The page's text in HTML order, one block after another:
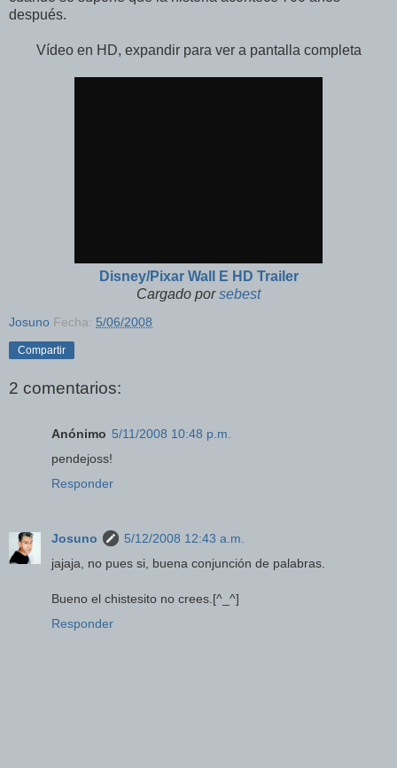
después.
Vídeo en HD, expandir para ver a pantalla completa
Disney/Pixar Wall E HD Trailer
Cargado porsebest
Josuno Fecha: 5/06/2008
Compartir
2 comentarios:
Anónimo 5/11/2008 10:48 p.m.
pendejoss!
Responder
Josuno
5/12/2008 12:43 a.m.
jajaja, no pues si, buena conjunción de palabras.
Bueno el chistesito no crees.[^_^]
Responder